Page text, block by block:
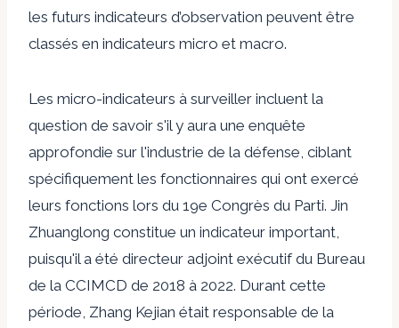
les futurs indicateurs d’observation peuvent être
classés en indicateurs micro et macro.
Les micro-indicateurs à surveiller incluent la
question de savoir s'il y aura une enquête
approfondie sur l'industrie de la défense, ciblant
spécifiquement les fonctionnaires qui ont exercé
leurs fonctions lors du 19e Congrès du Parti. Jin
Zhuanglong constitue un indicateur important,
puisqu'il a été directeur adjoint exécutif du Bureau
de la CCIMCD de 2018 à 2022. Durant cette
période, Zhang Kejian était responsable de la